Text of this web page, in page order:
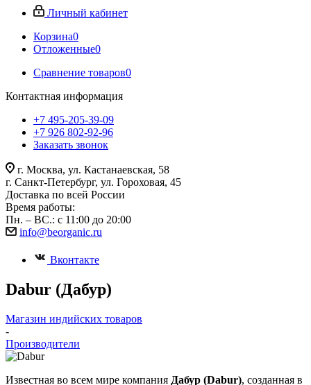
Личный кабинет
Корзина0
Отложенные0
Сравнение товаров0
Контактная информация
+7 495-205-39-09
+7 926 802-92-96
Заказать звонок
г. Москва, ул. Кастанаевская, 58
г. Санкт-Петербург, ул. Гороховая, 45
Доставка по всей России
Время работы:
Пн. – ВС.: с 11:00 до 20:00
info@beorganic.ru
Вконтакте
Dabur (Дабур)
Магазин индийских товаров
-
Производители
Известная во всем мире компания Дабур (Dabur), созданная в